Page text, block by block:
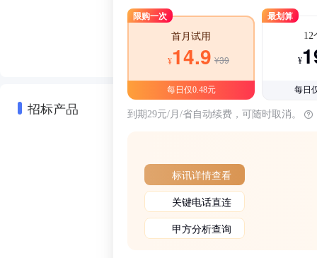
招标产品
限购一次
首月试用
¥14.9 ¥39
每日仅0.48元
最划算
12
¥
每日
到期29元/月/省自动续费，可随时取消。
标讯详情查看
关键电话直连
甲方分析查询